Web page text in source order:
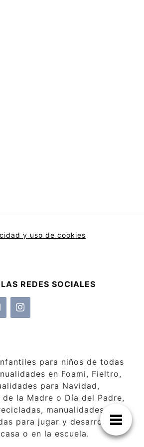
y uso de cookies
REDES SOCIALES
para niños de todas
en Foami, Fieltro,
para Navidad,
de la Madre o Día del Padre,
manualidades
para jugar y desarrollar la
o en la escuela.